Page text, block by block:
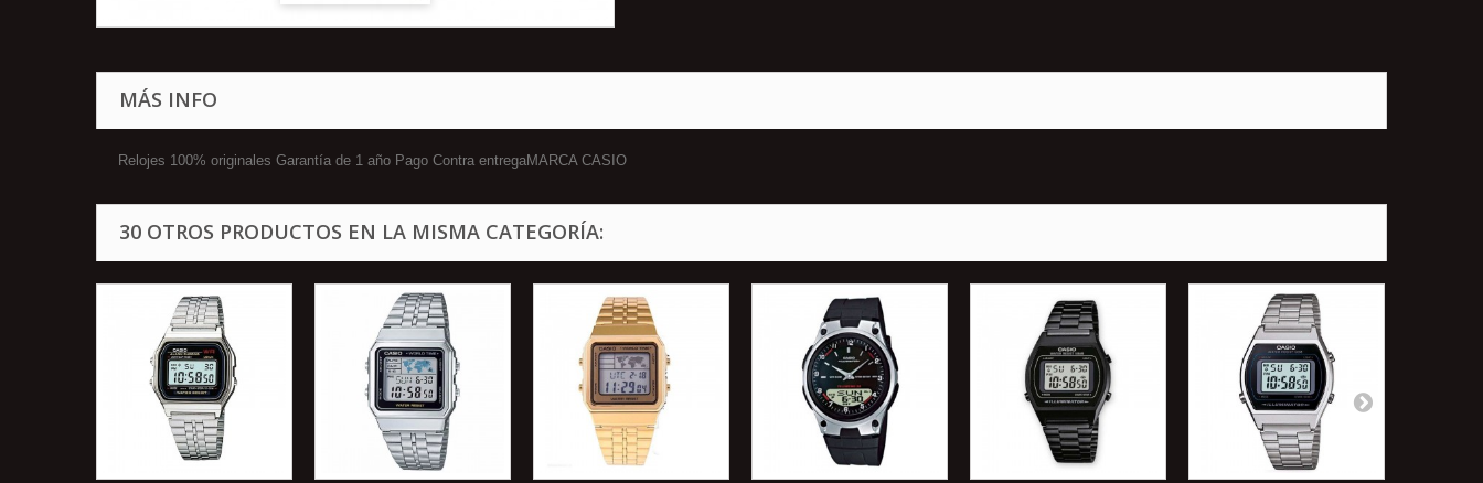
MÁS INFO
Relojes 100% originales Garantía de 1 año Pago Contra entregaMARCA CASIO
30 OTROS PRODUCTOS EN LA MISMA CATEGORÍA: